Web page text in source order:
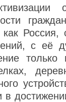
как
с её
в